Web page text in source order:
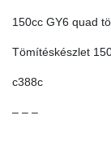
150cc GY6 quad
Tömítéskészlet
c388c
– – –